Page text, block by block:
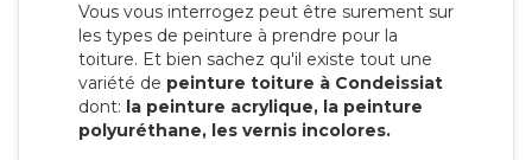
Vous vous interrogez peut être surement sur
les types de peinture à prendre pour la
toiture. Et bien sachez qu'il existe tout une
variété de peinture toiture à Condeissiat
dont: la peinture acrylique, la peinture
polyuréthane, les vernis incolores.